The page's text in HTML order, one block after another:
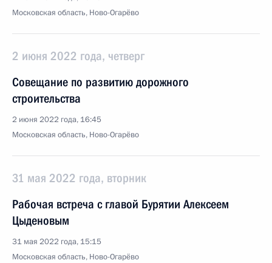
Московская область, Ново-Огарёво
2 июня 2022 года, четверг
Совещание по развитию дорожного
строительства
2 июня 2022 года, 16:45
Московская область, Ново-Огарёво
31 мая 2022 года, вторник
Рабочая встреча с главой Бурятии Алексеем
Цыденовым
31 мая 2022 года, 15:15
Московская область, Ново-Огарёво